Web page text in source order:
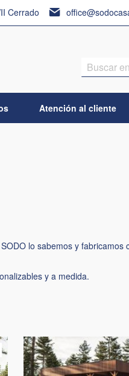
Cerrado
Atención al cliente
lo sabemos y fabricamos
y a medida.
Añadir
para